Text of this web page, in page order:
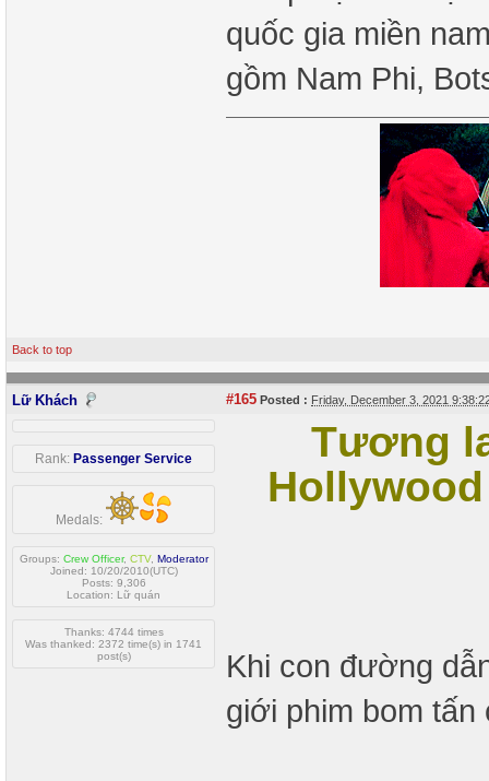
quốc gia miền
gồm Nam Phi,
Back to top
Lữ Khách #165 Posted : Friday, December 3, 2021
Rank: Passenger Service
Medals:
Groups: Crew Officer, CTV, Moderator
Joined: 10/20/2010(UTC)
Posts: 9,306
Location: Lữ quán
Thanks: 4744 times
Was thanked: 2372 time(s) in 1741
post(s)
Tương
Khi con đường
giới phim bom tấn